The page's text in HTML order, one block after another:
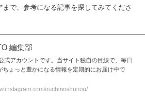
で、参考になる記事を探してみてくださ
編集部
式アカウントです。当サイト独自の目線で、毎日
ちょっと豊かになる情報を定期的にお届け中で
ouchinoshunou/